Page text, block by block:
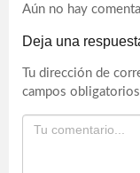
Aún no hay
Deja una
Tu dirección de
campos